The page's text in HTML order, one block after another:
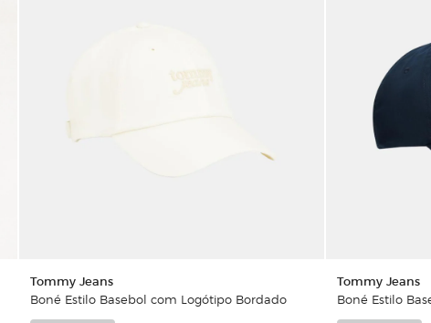
Tommy Jeans
Boné Estilo Basebol com Logótipo Bordado
Tommy Jeans
Boné Estilo